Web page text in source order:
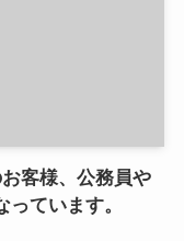
客様、公務員や
ています。